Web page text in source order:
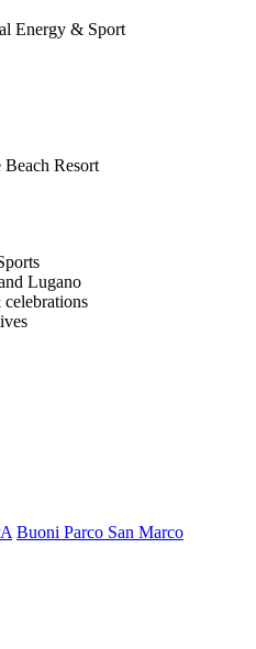
Energy & Sport
Resort
Lugano
Buoni Parco San Marco